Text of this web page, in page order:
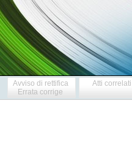
Avviso di rettifica
Errata corrige
Atti correlati